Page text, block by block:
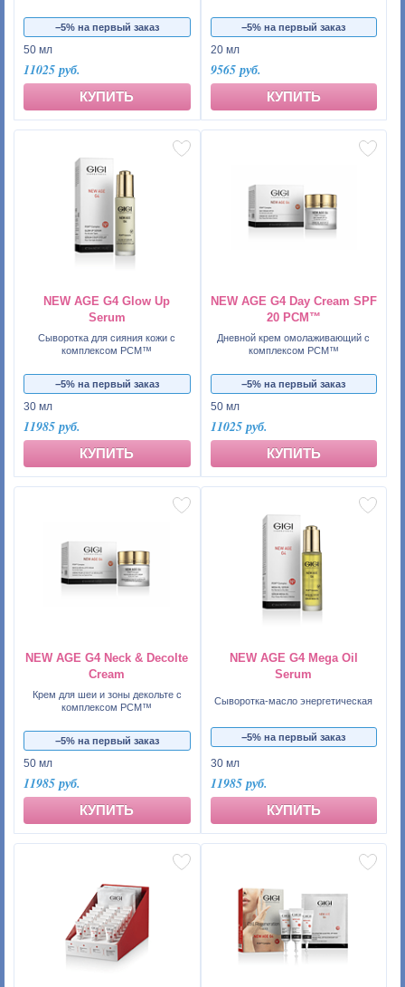
−5% на первый заказ
50 мл
11025 руб.
КУПИТЬ
−5% на первый заказ
20 мл
9565 руб.
КУПИТЬ
NEW AGE G4 Glow Up
Serum
Сыворотка для сияния кожи с
комплексом PCM™
−5% на первый заказ
30 мл
11985 руб.
КУПИТЬ
NEW AGE G4 Day Cream SPF
20 PCM™
Дневной крем омолаживающий с
комплексом PCM™
−5% на первый заказ
50 мл
11025 руб.
КУПИТЬ
NEW AGE G4 Neck & Decolte
Cream
Крем для шеи и зоны декольте с
комплексом PCM™
−5% на первый заказ
50 мл
11985 руб.
КУПИТЬ
NEW AGE G4 Mega Oil
Serum
Сыворотка-масло энергетическая
−5% на первый заказ
30 мл
11985 руб.
КУПИТЬ